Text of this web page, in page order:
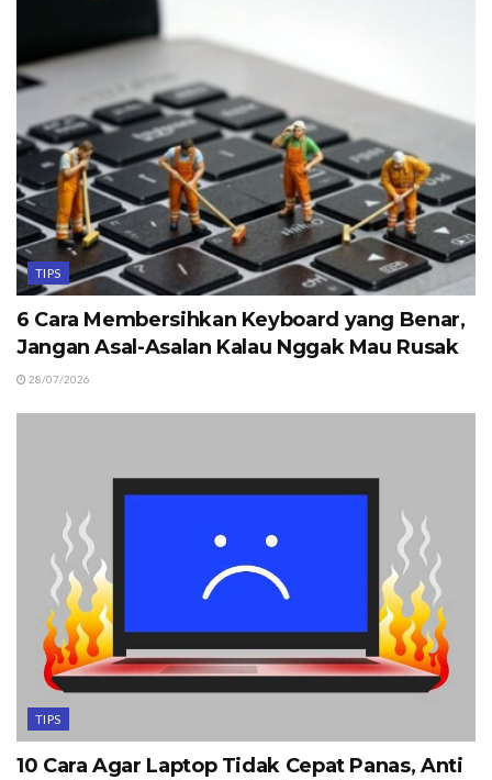
TIPS
6 Cara Membersihkan Keyboard yang Benar,
Jangan Asal-Asalan Kalau Nggak Mau Rusak
28/07/2026
TIPS
10 Cara Agar Laptop Tidak Cepat Panas, Anti